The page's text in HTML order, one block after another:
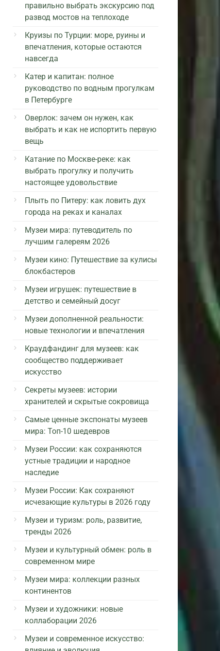
правильно выбрать экскурсию под
развод мостов на теплоходе
Круизы по Турции: море, руины и
впечатления, которые остаются
навсегда
Катер и капитан: полное
руководство по водным прогулкам
в Петербурге
Оверлок: зачем он нужен, как
выбрать и как не испортить первую
вещь
Катание по Москве-реке: как
выбрать прогулку и получить
настоящее удовольствие
Плыть по Питеру: как ловить дух
города на реках и каналах
Музеи мира: путеводитель по
лучшим галереям 2026
Музеи кино: Путешествие за кулисы
блокбастеров
Музеи игрушек: путешествие в
детство и семейный досуг
Музеи дополненной реальности:
новые технологии и впечатления
Краудфандинг для музеев: как
сообщество поддерживает
искусство
Секреты музеев: истории
хранителей и скрытые сокровища
Самые ценные экспонаты музеев
мира: Топ-10 шедевров
Музеи России: как сохраняются
устные традиции и народное
наследие
Музеи России: Как сохраняют
исчезающие культуры в 2026 году
Музеи и туризм: роль, развитие,
тренды 2026
Музеи и культурный обмен: роль в
современном мире
Музеи мира: коллекции разных
континентов
Музеи и художники: новые
коллаборации 2026
Музеи и современное искусство: